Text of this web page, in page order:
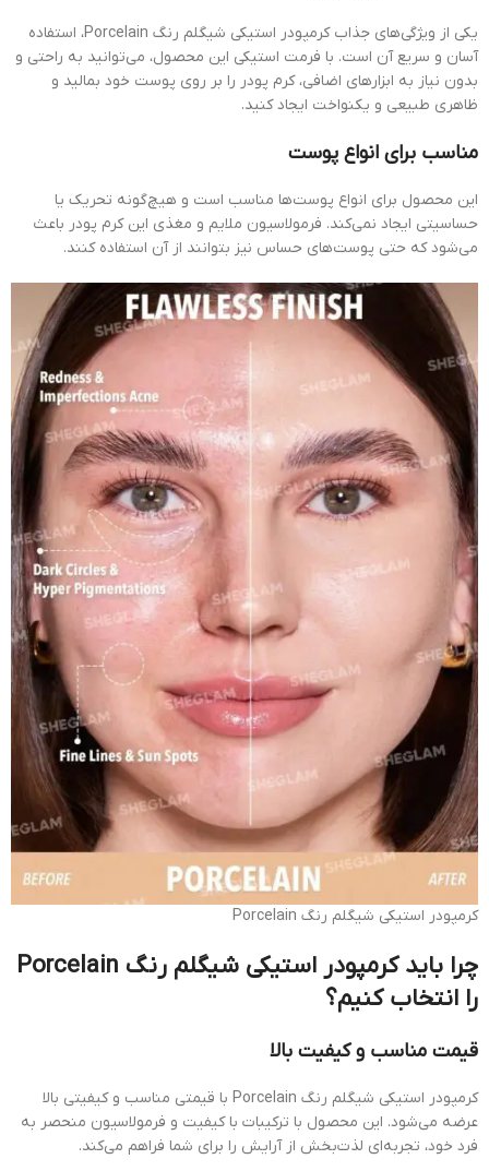
یکی از ویژگی‌های جذاب کرمپودر استیکی شیگلم رنگ Porcelain، استفاده
آسان و سریع آن است. با فرمت استیکی این محصول، می‌توانید به راحتی و
بدون نیاز به ابزارهای اضافی، کرم پودر را بر روی پوست خود بمالید و
ظاهری طبیعی و یکنواخت ایجاد کنید.
مناسب برای انواع پوست
این محصول برای انواع پوست‌ها مناسب است و هیچ‌گونه تحریک یا
حساسیتی ایجاد نمی‌کند. فرمولاسیون ملایم و مغذی این کرم پودر باعث
می‌شود که حتی پوست‌های حساس نیز بتوانند از آن استفاده کنند.
کرمپودر استیکی شیگلم رنگ Porcelain
چرا باید کرمپودر استیکی شیگلم رنگ Porcelain
را انتخاب کنیم؟
قیمت مناسب و کیفیت بالا
کرمپودر استیکی شیگلم رنگ Porcelain با قیمتی مناسب و کیفیتی بالا
عرضه می‌شود. این محصول با ترکیبات با کیفیت و فرمولاسیون منحصر به
فرد خود، تجربه‌ای لذت‌بخش از آرایش را برای شما فراهم می‌کند.